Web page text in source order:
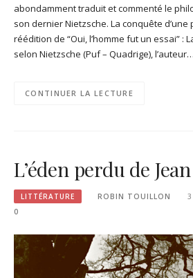
abondamment traduit et commenté le
son dernier Nietzsche. La conquête
réédition de “Oui, l’homme fut un essai” :
selon Nietzsche (Puf – Quadrige), l’auteur…
CONTINUER LA LECTURE
L’éden perdu de
LITTÉRATURE ROBIN TOUILLON
0